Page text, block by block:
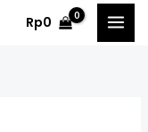
Rp0